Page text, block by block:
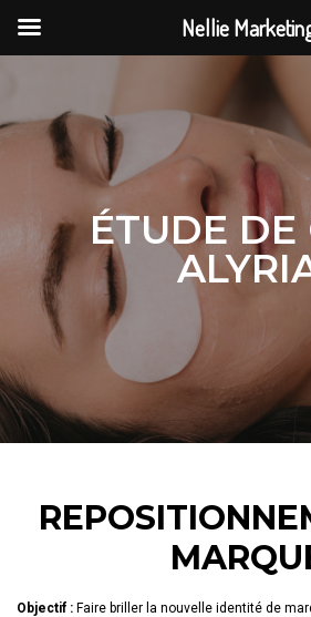
ÉTUDE DE
Objectif : Faire briller la nouvelle identité de
Nellie